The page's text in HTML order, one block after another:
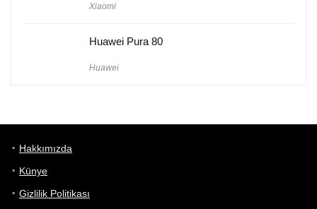
Xiaomi
Huawei Pura 80
Huawei
Hakkımızda
Künye
Gizlilik Politikası